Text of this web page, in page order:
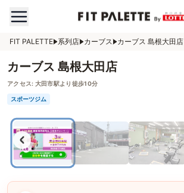
FIT PALETTE 系列店 カーブス カーブス 島根大田店
カーブス 島根大田店
アクセス: 大田市駅より徒歩10分
スポーツジム